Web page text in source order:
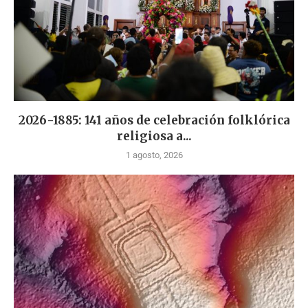
2026-1885: 141 años de celebración folklórica
religiosa a...
1 agosto, 2026